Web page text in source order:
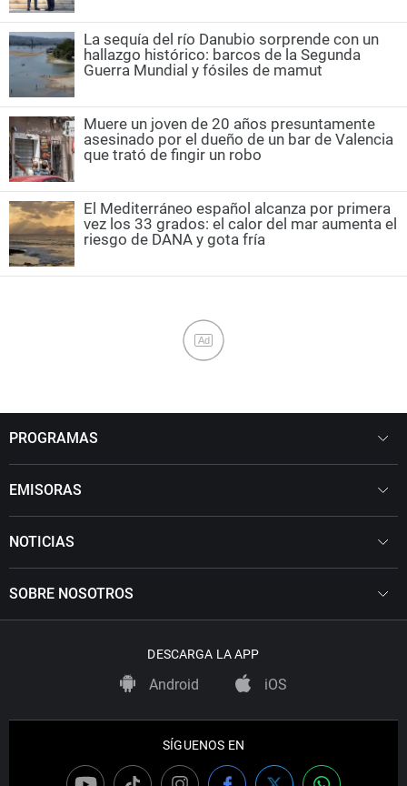
La sequía del río Danubio sorprende con un
hallazgo histórico: barcos de la Segunda
Guerra Mundial y fósiles de mamut
Muere un joven de 20 años presuntamente
asesinado por el dueño de un bar de Valencia
que trató de fingir un robo
El Mediterráneo español alcanza por primera
vez los 33 grados: el calor del mar aumenta el
riesgo de DANA y gota fría
Ad
PROGRAMAS
EMISORAS
NOTICIAS
SOBRE NOSOTROS
DESCARGA LA APP
Android iOS
SÍGUENOS EN